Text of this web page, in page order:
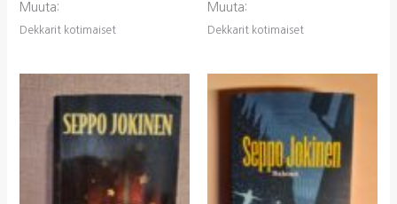
Muuta:
Dekkarit kotimaiset
Muuta:
Dekkarit kotimaiset